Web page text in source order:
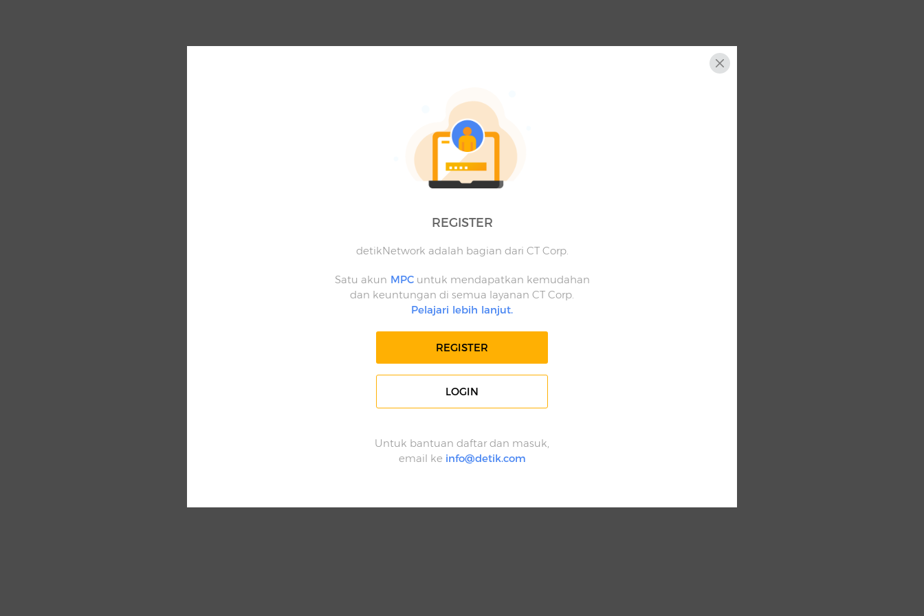
REGISTER
detikNetwork adalah bagian dari CT Corp.
Satu akun MPCuntuk mendapatkan kemudahan
dan keuntungan di semua layanan CT Corp.
Pelajari lebih lanjut.
REGISTER
LOGIN
Untuk bantuan daftar dan masuk,
email ke info@detik.com